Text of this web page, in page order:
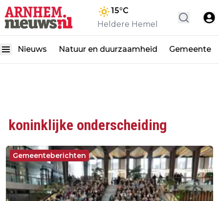
15°C
Heldere Hemel
Nieuws Natuur en duurzaamheid Gemeente
koninklijke onderscheiding
Gemeenteberichten